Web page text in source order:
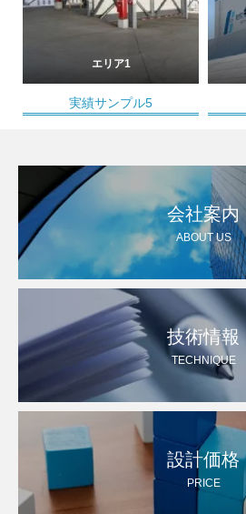
エリア1
実績サンプル5
会社案内
ABOUT US
技術情報
TECHNIQUE
設計価格
PRICE